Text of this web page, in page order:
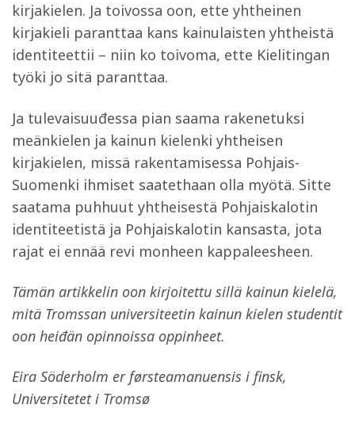
kirjakielen. Ja toivossa oon, ette yhtheinen
kirjakieli paranttaa kans kainulaisten yhtheistä
identiteettii – niin ko toivoma, ette Kielitingan
työki jo sitä paranttaa.
Ja tulevaisuuđessa pian saama rakenetuksi
meänkielen ja kainun kielenki yhtheisen
kirjakielen, missä rakentamisessa Pohjais-
Suomenki ihmiset saatethaan olla myötä. Sitte
saatama puhhuut yhtheisestä Pohjaiskalotin
identiteetistä ja Pohjaiskalotin kansasta, jota
rajat ei ennää revi monheen kappaleesheen.
Tämän artikkelin oon kirjoitettu sillä kainun kielelä,
mitä Tromssan universiteetin kainun kielen studentit
oon heiđän opinnoissa oppinheet.
Eira Söderholm er førsteamanuensis i finsk,
Universitetet i Tromsø